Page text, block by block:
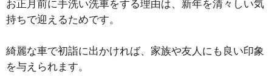
お正月前に手洗い洗車をする理由は、新年を清々しい気
持ちで迎えるためです。
綺麗な車で初詣に出かければ、家族や友人にも良い印象
を与えられます。